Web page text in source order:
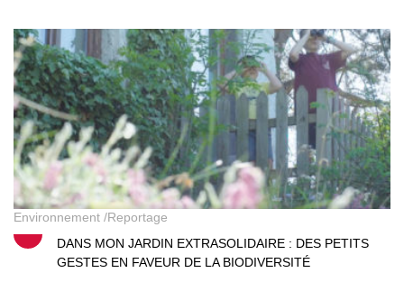
Dans mon jardin extrasolidaire
Environnement Reportage
DANS MON JARDIN EXTRASOLIDAIRE : DES PETITS
GESTES EN FAVEUR DE LA BIODIVERSITÉ